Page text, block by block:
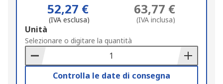
52,27 €
(IVA esclusa)
63,77 €
(IVA inclusa)
Add
to
Basket
Unità
Selezionare o digitare la quantità
Controlla le date di consegna